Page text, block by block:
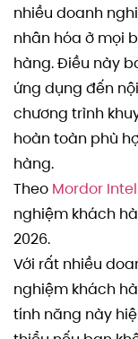
nhiều doanh
nhân hóa ở mọi
hàng. Điều này
ứng dụng đến
chương trình
hoàn toàn phù
hàng.
Theo Mordor
nghiệm khách
2026.
Với rất nhiều
nghiệm khách
tính năng này